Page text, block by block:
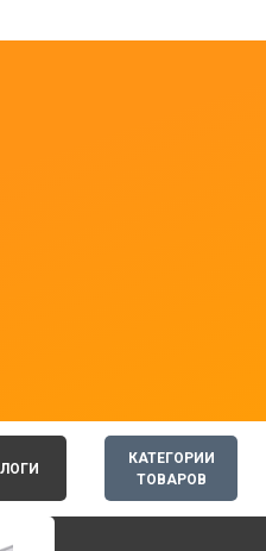
КАТЕГОРИИ
ТОВАРОВ